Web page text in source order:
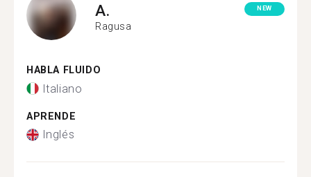
A.
Ragusa
NEW
HABLA FLUIDO
Italiano
APRENDE
Inglés